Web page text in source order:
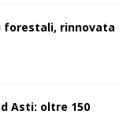
forestali, rinnovata
Asti: oltre 150